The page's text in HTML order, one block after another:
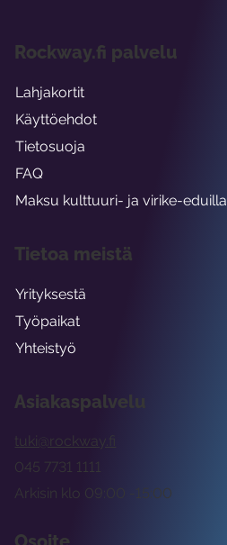
Asiakaspalvelu
tuki@rockway.fi
Arkisin klo 09:00 -15:00
045 7731 1111
Rockway.fi palvelu
Lahjakortit
Käyttöehdot
Tietosuoja
FAQ
Maksu kulttuuri- ja virike-eduilla
Tietoa meistä
Yrityksestä
Työpaikat
Yhteistyö